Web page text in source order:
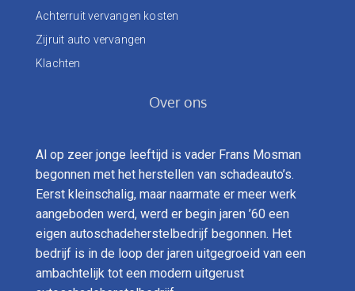
Achterruit vervangen kosten
Zijruit auto vervangen
Klachten
Over ons
Al op zeer jonge leeftijd is vader Frans Mosman
begonnen met het herstellen van schadeauto’s.
Eerst kleinschalig, maar naarmate er meer werk
aangeboden werd, werd er begin jaren ’60 een
eigen autoschadeherstelbedrijf begonnen. Het
bedrijf is in de loop der jaren uitgegroeid van een
ambachtelijk tot een modern uitgerust